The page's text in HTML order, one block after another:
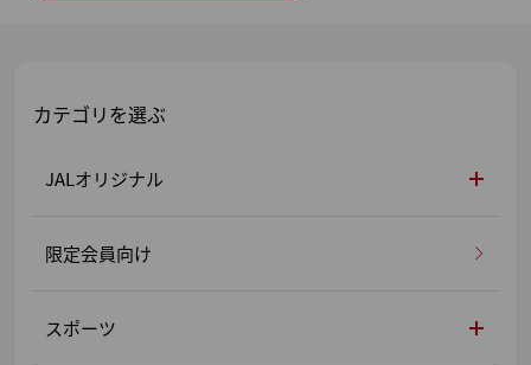
カテゴリを選ぶ
JALオリジナル
限定会員向け
スポーツ